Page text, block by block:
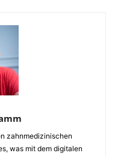
zahnmedizinischen
was mit dem digitalen